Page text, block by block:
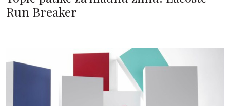
Run Breaker